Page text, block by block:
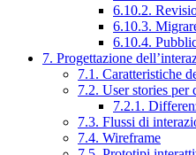
6.10.2.
6.10.3.
6.10.4.
7. Progettazione
7.1. Caratteristiche
7.2. User stories per
7.2.1.
7.3. Flussi di
7.4. Wireframe